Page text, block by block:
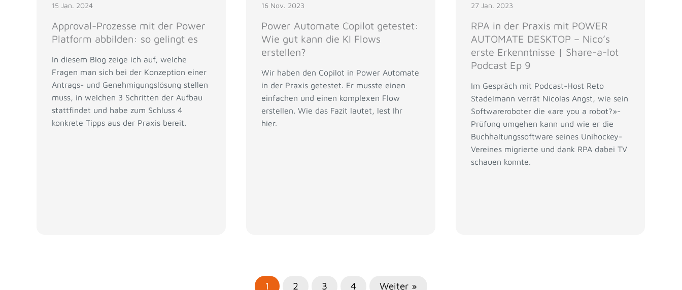
15 Jan. 2024
Approval-Prozesse mit der Power
Platform abbilden: so gelingt es
In diesem Blog zeige ich auf, welche
Fragen man sich bei der Konzeption einer
Antrags- und Genehmigungslösung stellen
muss, in welchen 3 Schritten der Aufbau
stattfindet und habe zum Schluss 4
konkrete Tipps aus der Praxis bereit.
16 Nov. 2023
Power Automate Copilot getestet:
Wie gut kann die KI Flows
erstellen?
Wir haben den Copilot in Power Automate
in der Praxis getestet. Er musste einen
einfachen und einen komplexen Flow
erstellen. Wie das Fazit lautet, lest Ihr
hier.
27 Jan. 2023
RPA in der Praxis mit POWER
AUTOMATE DESKTOP – Nico’s
erste Erkenntnisse | Share-a-lot
Podcast Ep 9
Im Gespräch mit Podcast-Host Reto
Stadelmann verrät Nicolas Angst, wie sein
Softwareroboter die «are you a robot?»-
Prüfung umgehen kann und wie er die
Buchhaltungssoftware seines Unihockey-
Vereines migrierte und dank RPA dabei TV
schauen konnte.
1 2 3 4 Weiter »